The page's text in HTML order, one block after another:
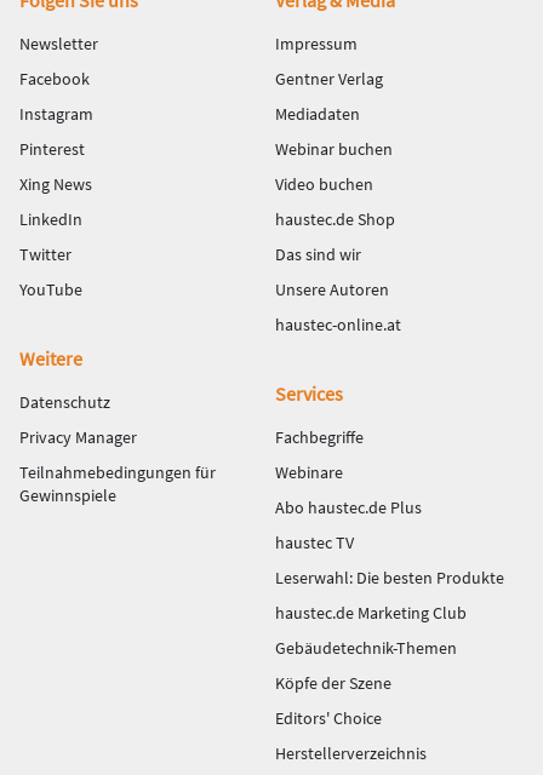
Newsletter
Facebook
Instagram
Pinterest
Xing News
LinkedIn
Twitter
YouTube
Impressum
Gentner Verlag
Mediadaten
Webinar buchen
Video buchen
haustec.de Shop
Das sind wir
Unsere Autoren
haustec-online.at
Weitere
Datenschutz
Privacy Manager
Teilnahmebedingungen für
Gewinnspiele
Services
Fachbegriffe
Webinare
Abo haustec.de Plus
haustec TV
Leserwahl: Die besten Produkte
haustec.de Marketing Club
Gebäudetechnik-Themen
Köpfe der Szene
Editors' Choice
Herstellerverzeichnis